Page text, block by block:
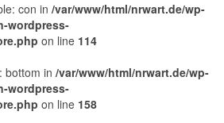
con in /var/www/html/nrwart.de/wp-
wordpress-
on line 114
bottom in /var/www/html/nrwart.de/wp-
wordpress-
on line 158